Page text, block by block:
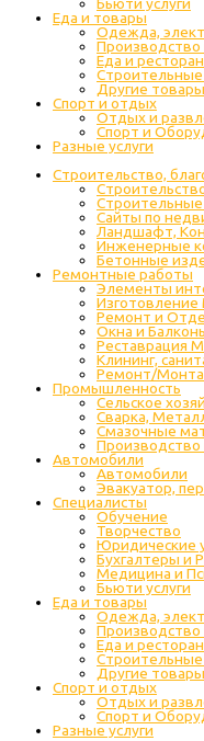
Еда и товары
Одежда,
Производство
Еда и
Другие товары
Спорт и отдых
Отдых и
Спорт и
Разные услуги
Строительство,
Сайты по
Ландшафт,
Инженерные
Бетонные
Ремонтные работы
Элементы
Ремонт и
Окна и
Реставрация
Клининг,
Ремонт/
Промышленность
Cельское
Сварка,
Cмазочные
Производство
Автомобили
Автомобили
Эвакуатор,
Специалисты
Обучение
Творчество
Юридические
Бухгалтеры и
Медицина и
Бьюти услуги
Еда и товары
Одежда,
Производство
Еда и
Другие товары
Спорт и отдых
Отдых и
Спорт и
Разные услуги